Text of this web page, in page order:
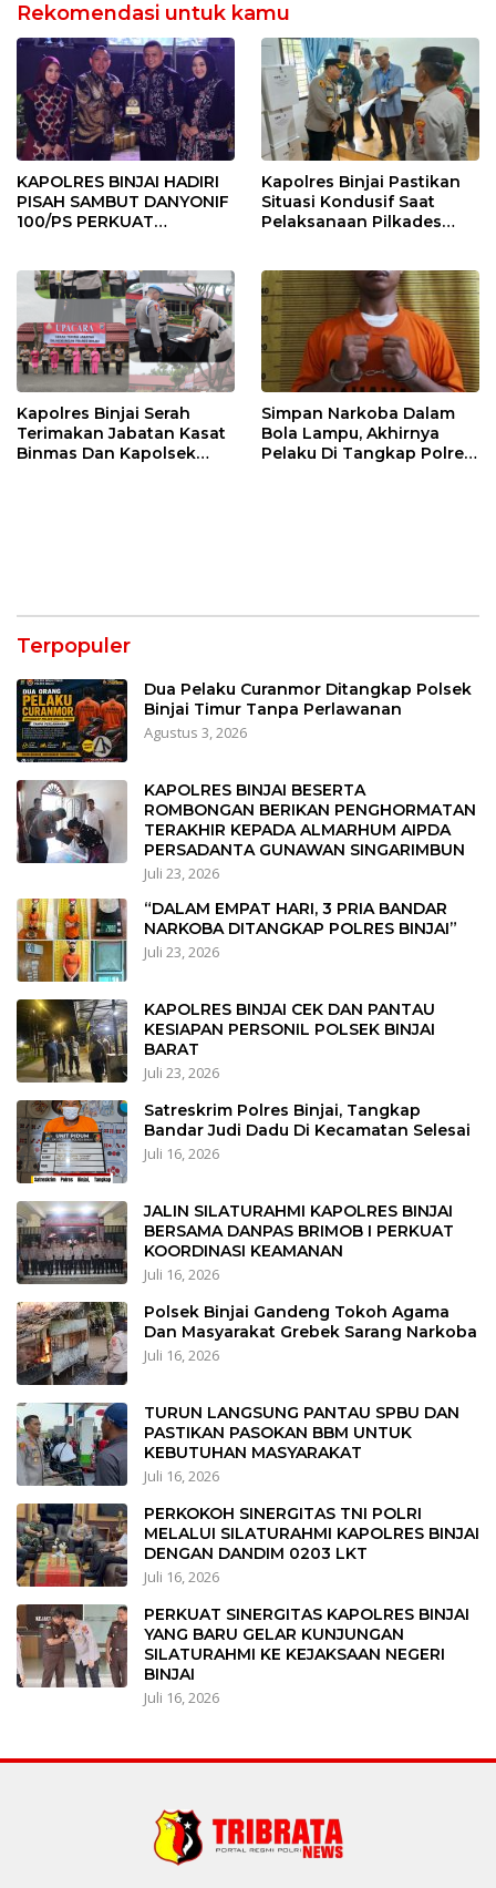
Rekomendasi untuk kamu
KAPOLRES BINJAI HADIRI
PISAH SAMBUT DANYONIF
100/PS PERKUAT
Kapolres Binjai Pastikan
Situasi Kondusif Saat
Pelaksanaan Pilkades
Kapolres Binjai Serah
Terimakan Jabatan Kasat
Binmas Dan Kapolsek
Simpan Narkoba Dalam
Bola Lampu, Akhirnya
Pelaku Di Tangkap Polres
Terpopuler
Dua Pelaku Curanmor Ditangkap Polsek
Binjai Timur Tanpa Perlawanan
Agustus 3, 2026
KAPOLRES BINJAI BESERTA
ROMBONGAN BERIKAN PENGHORMATAN
TERAKHIR KEPADA ALMARHUM AIPDA
PERSADANTA GUNAWAN SINGARIMBUN
Juli 23, 2026
“DALAM EMPAT HARI, 3 PRIA BANDAR
NARKOBA DITANGKAP POLRES BINJAI”
Juli 23, 2026
KAPOLRES BINJAI CEK DAN PANTAU
KESIAPAN PERSONIL POLSEK BINJAI
BARAT
Juli 23, 2026
Satreskrim Polres Binjai, Tangkap
Bandar Judi Dadu Di Kecamatan Selesai
Juli 16, 2026
JALIN SILATURAHMI KAPOLRES BINJAI
BERSAMA DANPAS BRIMOB I PERKUAT
KOORDINASI KEAMANAN
Juli 16, 2026
Polsek Binjai Gandeng Tokoh Agama
Dan Masyarakat Grebek Sarang Narkoba
Juli 16, 2026
TURUN LANGSUNG PANTAU SPBU DAN
PASTIKAN PASOKAN BBM UNTUK
KEBUTUHAN MASYARAKAT
Juli 16, 2026
PERKOKOH SINERGITAS TNI POLRI
MELALUI SILATURAHMI KAPOLRES BINJAI
DENGAN DANDIM 0203 LKT
Juli 16, 2026
PERKUAT SINERGITAS KAPOLRES BINJAI
YANG BARU GELAR KUNJUNGAN
SILATURAHMI KE KEJAKSAAN NEGERI
BINJAI
Juli 16, 2026